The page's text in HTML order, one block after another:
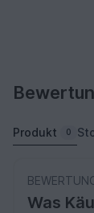
Produkt 0
Was